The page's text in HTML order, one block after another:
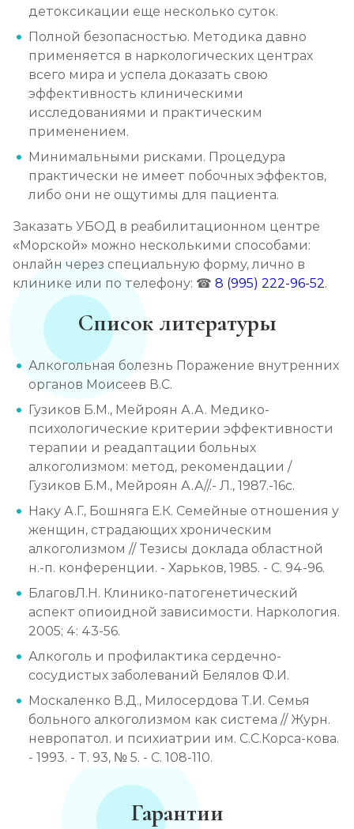
детоксикации еще несколько суток.
Полной безопасностью. Методика давно
применяется в наркологических центрах
всего мира и успела доказать свою
эффективность клиническими
исследованиями и практическим
применением.
Минимальными рисками. Процедура
практически не имеет побочных эффектов,
либо они не ощутимы для пациента.
Заказать УБОД в реабилитационном центре
«Морской» можно несколькими способами:
онлайн через специальную форму, лично в
клинике или по телефону: ☎ 8 (995) 222-96-52.
Список литературы
Алкогольная болезнь Поражение внутренних
органов Моисеев В.С.
Гузиков Б.М., Мейроян А.А. Медико-
психологические критерии эффективности
терапии и реадаптации больных
алкоголизмом: метод, рекомендации /
Гузиков Б.М., Мейроян А.А//.- Л., 1987.-16с.
Наку А.Г., Бошняга Е.К. Семейные отношения у
женщин, страдающих хроническим
алкоголизмом // Тезисы доклада областной
н.-п. конференции. - Харьков, 1985. - С. 94-96.
БлаговЛ.Н. Клинико-патогенетический
аспект опиоидной зависимости. Наркология.
2005; 4: 43-56.
Алкоголь и профилактика сердечно-
сосудистых заболеваний Белялов Ф.И.
Москаленко В.Д., Милосердова Т.И. Семья
больного алкоголизмом как система // Журн.
невропатол. и психиатрии им. С.С.Корса-кова.
- 1993. - Т. 93, № 5. - С. 108-110.
Гарантии